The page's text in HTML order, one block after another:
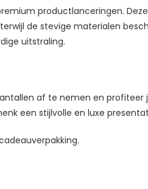
productlanceringen.
de stevige materialen
uitstraling.
af te nemen en profiteer
een stijlvolle en luxe